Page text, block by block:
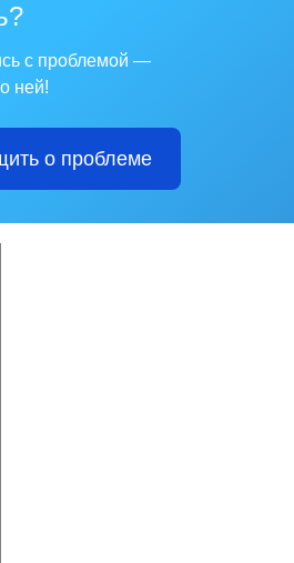
с проблемой —
ней!
о проблеме